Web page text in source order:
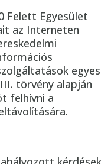
Felett Egyesület
az Interneten
egyes
törvény alapján
felhívni a